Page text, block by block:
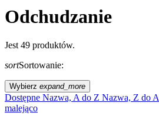
Odchudzanie
Jest 49 produktów.
sortSortowanie:
Wybierz expand_more
Dostępne Nazwa, A do Z Nazwa, Z do A
malejąco